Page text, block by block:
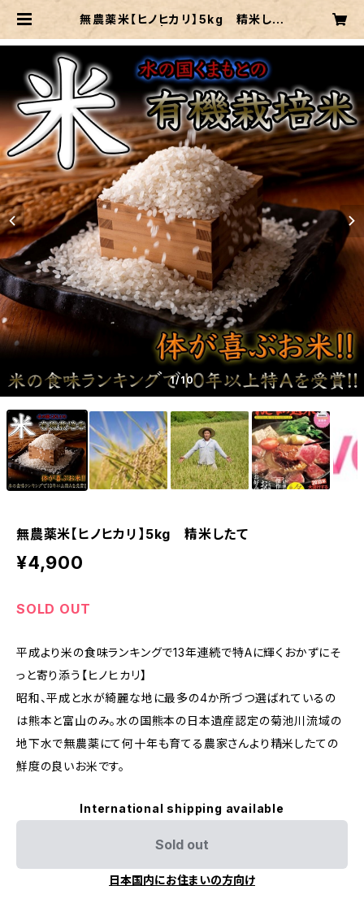
無農薬米【ヒノヒカリ】5kg 精米した
1/10
無農薬米【ヒノヒカリ】5kg 精米したて
¥4,900
SOLD OUT
平成より米の食味ランキングで13年連続で特Aに輝くおかずにそ
っと寄り添う【ヒノヒカリ】
昭和、平成と水が綺麗な地に最多の4か所づつ選ばれているの
は熊本と富山のみ。水の国熊本の日本遺産認定の菊池川流域の
地下水で無農薬にて何十年も育てる農家さんより精米したての
鮮度の良いお米です。
International shipping available
Sold out
日本国内にお住まいの方向け